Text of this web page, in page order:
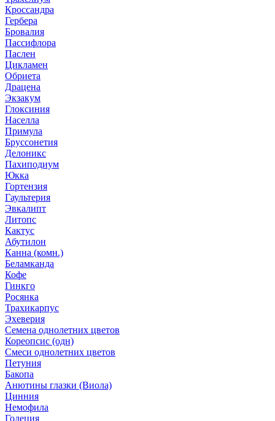
Кроссандра
Гербера
Бровалия
Пассифлора
Паслен
Цикламен
Обриета
Драцена
Экзакум
Глоксиния
Населла
Примула
Бруссонетия
Делоникс
Пахиподиум
Юкка
Гортензия
Гаультерия
Эвкалипт
Литопс
Кактус
Абутилон
Канна (комн.)
Беламканда
Кофе
Гинкго
Росянка
Трахикарпус
Эхеверия
Семена однолетних цветов
Кореопсис (одн)
Смеси однолетних цветов
Петуния
Бакопа
Анютины глазки (Виола)
Цинния
Немофила
Годеция